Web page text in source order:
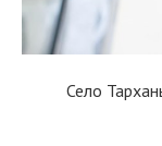
Село